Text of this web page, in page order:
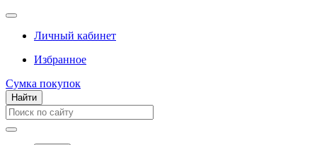
Личный кабинет
Избранное
Сумка покупок
Найти